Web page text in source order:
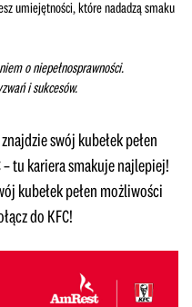
umiejętności, które nadadzą smaku
o niepełnosprawności.
i sukcesów.
swój kubełek pełen
– tu kariera smakuje najlepiej!
kubełek pełen możliwości
do KFC!